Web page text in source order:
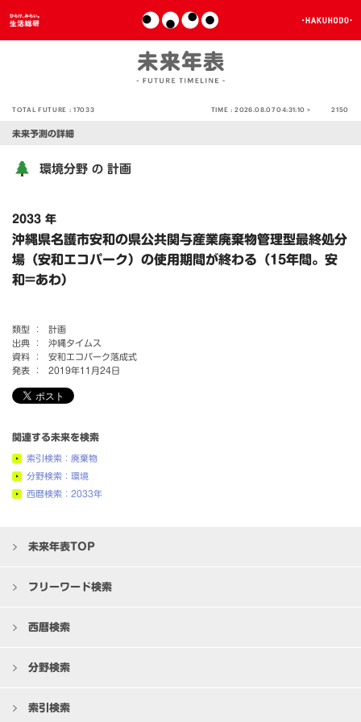
TOTAL FUTURE :17033 TIME :2026.08.07 04:31:10 > 2150
未来予測の詳細
環境分野 の 計画
2033 年
沖縄県名護市安和の県公共関与産業廃棄物管理型最終処分
場（安和エコパーク）の使用期間が終わる（15年間。安
和=あわ）
類型 ：
計画
出典 ：
沖縄タイムス
資料 ：
安和エコパーク落成式
発表 ：
2019年11月24日
関連する未来を検索
索引検索：廃棄物
分野検索：環境
西暦検索：2033年
未来年表TOP
フリーワード検索
西暦検索
分野検索
索引検索